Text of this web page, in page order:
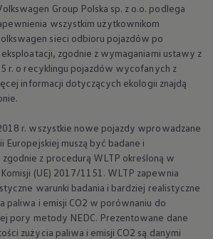
Group Polska sp. z o.o. podlega
wszystkim użytkownikom
sieci odbioru pojazdów po
zgodnie z wymaganiami ustawy z
r. o recyklingu pojazdów wycofanych z
informacji dotyczących ekologii znajdą
r. wszystkie nowe pojazdy wprowadzane
Europejskiej muszą być badane i
z procedurą WLTP określoną w
(UE) 2017/1151. WLTP zapewnia
warunki badania i bardziej realistyczne
paliwa i emisji CO2 w porównaniu do
pory metody NEDC. Prezentowane dane
zużycia paliwa i emisji CO2 są danymi